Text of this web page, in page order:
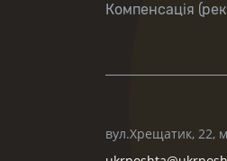
Компенсація
вул.Хрещатик, 22,